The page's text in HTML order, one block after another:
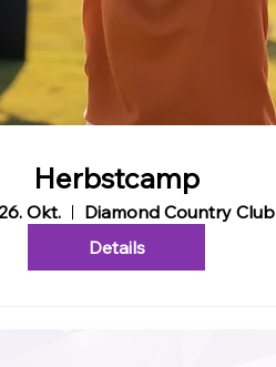
Herbstcamp
Okt.
Diamond Country Club
Details